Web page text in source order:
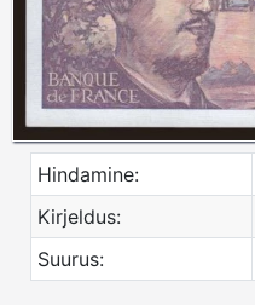
Hindamine:
Kirjeldus:
Suurus: